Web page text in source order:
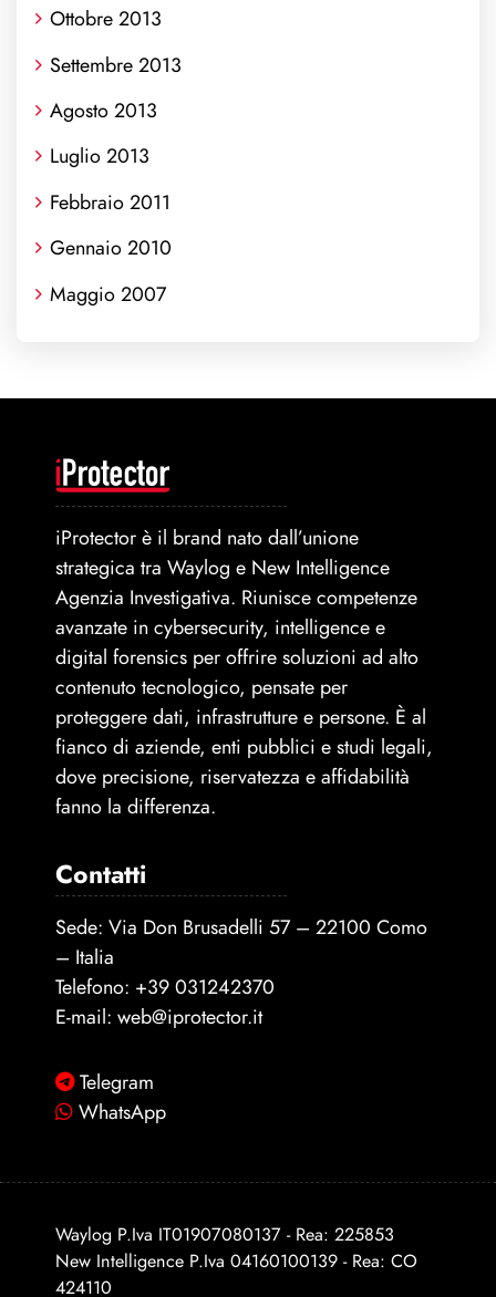
Ottobre 2013
Settembre 2013
Agosto 2013
Luglio 2013
Febbraio 2011
Gennaio 2010
Maggio 2007
iProtector è il brand nato dall’unione
strategica tra Waylog e New Intelligence
Agenzia Investigativa. Riunisce competenze
avanzate in cybersecurity, intelligence e
digital forensics per offrire soluzioni ad alto
contenuto tecnologico, pensate per
proteggere dati, infrastrutture e persone. È al
fianco di aziende, enti pubblici e studi legali,
dove precisione, riservatezza e affidabilità
fanno la differenza.
Contatti
Sede: Via Don Brusadelli 57 – 22100 Como
– Italia
Telefono: +39 031242370
E-mail: web@iprotector.it
Telegram
WhatsApp
Waylog P.Iva IT01907080137 - Rea: 225853
New Intelligence P.Iva 04160100139 - Rea: CO
424110